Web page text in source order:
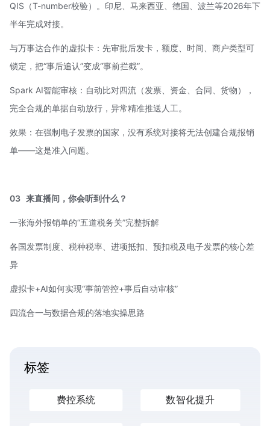
QIS（T-number校验）。印尼、马来西亚、德国、波兰等2026年下
半年完成对接。
与万事达合作的虚拟卡：先审批后发卡，额度、时间、商户类型可
锁定，把“事后追认”变成“事前拦截”。
Spark AI智能审核：自动比对四流（发票、资金、合同、货物），
完全合规的单据自动放行，异常精准推送人工。
效果：在强制电子发票的国家，没有系统对接将无法创建合规报销
单——这是准入问题。
03 来直播间，你会听到什么？
一张海外报销单的“五道税务关”完整拆解
各国发票制度、税种税率、进项抵扣、预扣税及电子发票的核心差
异
虚拟卡+AI如何实现“事前管控+事后自动审核”
四流合一与数据合规的落地实操思路
标签
费控系统 数智化提升